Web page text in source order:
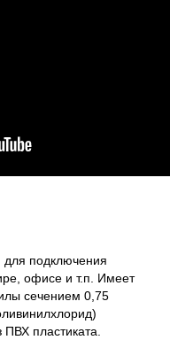
для подключения
офисе и т.п. Имеет
сечением 0,75
пластиката.